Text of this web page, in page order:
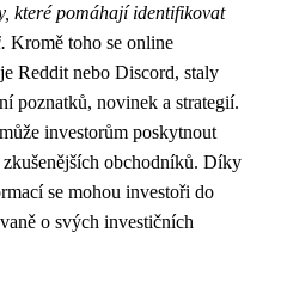
které pomáhají identifikovat
Kromě toho se online
Reddit nebo Discord, staly
poznatků, novinek a strategií.
může investorům poskytnout
obchodníků. Díky
se mohou investoři do
o svých investičních